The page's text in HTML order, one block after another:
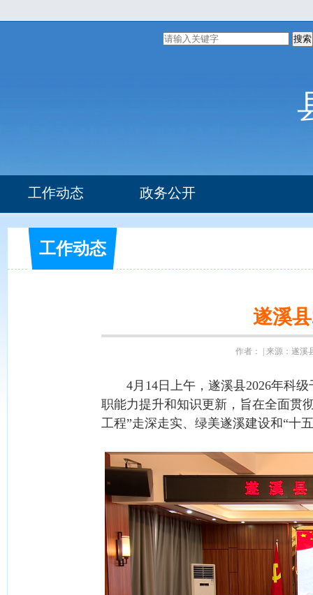
搜索
工作动态 政务公开
组织机构 部门文件
工作动态
遂溪
作者： | 来源：遂溪
4月14日上午，遂溪县2026年科级
职能力提升和知识更新，旨在全面贯
工程”走深走实、绿美遂溪建设和“十